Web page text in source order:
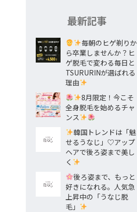
最新記事
毎朝のヒゲ剃りか
ら卒業しませんか？ヒ
ゲ脱毛で変わる毎日と
TSURURINが選ばれる
理由
8月限定！今こそ
全身脱毛を始めるチャ
ンス
韓国トレンドは「魅
せるうなじ」♡アップ
ヘアで後ろ姿まで美し
く
後ろ姿まで、もっと
好きになれる。人気急
上昇中の「うなじ脱
毛」